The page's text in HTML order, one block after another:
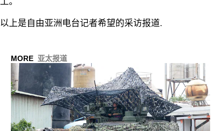
以上是自由亚洲电台记者希望的采访报道.
MORE 亚太报道